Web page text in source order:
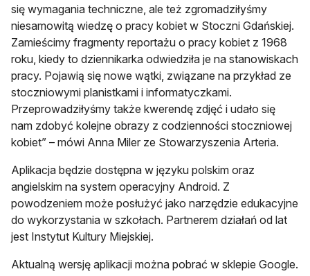
się wymagania techniczne, ale też zgromadziłyśmy
niesamowitą wiedzę o pracy kobiet w Stoczni Gdańskiej.
Zamieścimy fragmenty reportażu o pracy kobiet z 1968
roku, kiedy to dziennikarka odwiedziła je na stanowiskach
pracy. Pojawią się nowe wątki, związane na przykład ze
stoczniowymi planistkami i informatyczkami.
Przeprowadziłyśmy także kwerendę zdjęć i udało się
nam zdobyć kolejne obrazy z codzienności stoczniowej
kobiet” – mówi Anna Miler ze Stowarzyszenia Arteria.
Aplikacja będzie dostępna w języku polskim oraz
angielskim na system operacyjny Android. Z
powodzeniem może posłużyć jako narzędzie edukacyjne
do wykorzystania w szkołach. Partnerem działań od lat
jest Instytut Kultury Miejskiej.
Aktualną wersję aplikacji można pobrać w sklepie Google.